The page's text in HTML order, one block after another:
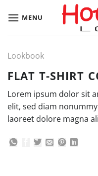
MENU
Lookbook
FLAT T-SHIRT
Lorem ipsum dolor sit
elit, sed diam
laoreet dolore magna